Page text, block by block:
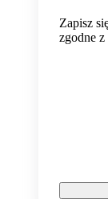
Zapisz
zgodne